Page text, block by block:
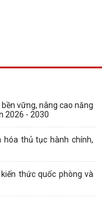
vững, nâng cao năng
2026 - 2030
hóa thủ tục hành chính,
thức quốc phòng và